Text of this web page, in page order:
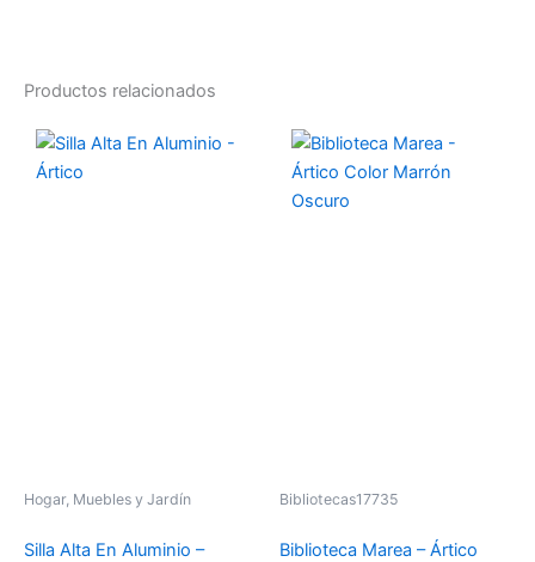
Productos relacionados
Hogar, Muebles y Jardín
Silla Alta En Aluminio –
Bibliotecas17735
Biblioteca Marea – Ártico